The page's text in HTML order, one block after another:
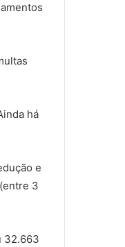
há
e
3
32.663